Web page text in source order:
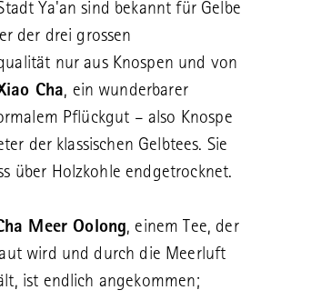
Ya'an sind bekannt für Gelbe
der drei grossen
nur aus Knospen und von
Cha, ein wunderbarer
Pflückgut – also Knospe
der klassischen Gelbtees. Sie
über Holzkohle endgetrocknet.
Meer Oolong, einem Tee, der
wird und durch die Meerluft
ist endlich angekommen;